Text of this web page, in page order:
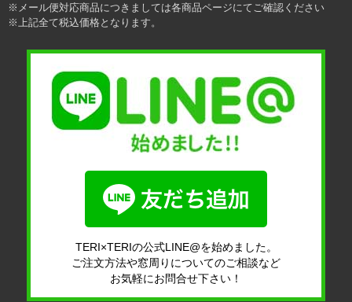
※メール便対応商品につきましては各商品ページにてご確認ください
※上記全て税込価格となります。
TERI×TERIの公式LINE@を始めました。
ご注文方法や窓周りについてのご相談など
お気軽にお問合せ下さい！